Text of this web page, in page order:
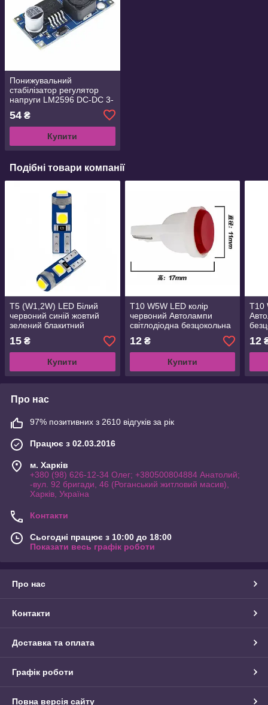
Понижувальний
стабілізатор регулятор
напруги LM2596 DC-DC 3-
54 ₴
Купити
Подібні товари компанії
T5 (W1,2W) LED Білий
червоний синій жовтий
зелений блакитний
рожевий автолампи
світлодіодні безцокольні
15 ₴
Купити
T10 W5W LED колір
червоний Автолампи
світлодіодна безцокольна
12₴
Купити
T10
12
Про нас
97% позитивних з 2610 відгуків за рік
Працює з 02.03.2016
м. Харків
+380 (98) 626-12-34 Олег; +380500804884 Анатолий;
-вул. 92 бригади, 46 (Роганський житловий масив),
Харків, Україна
Контакти
Сьогодні працює з 10:00 до 18:00
Показати весь графік роботи
Про нас
Контакти
Доставка та оплата
Графік роботи
Повна версія сайту